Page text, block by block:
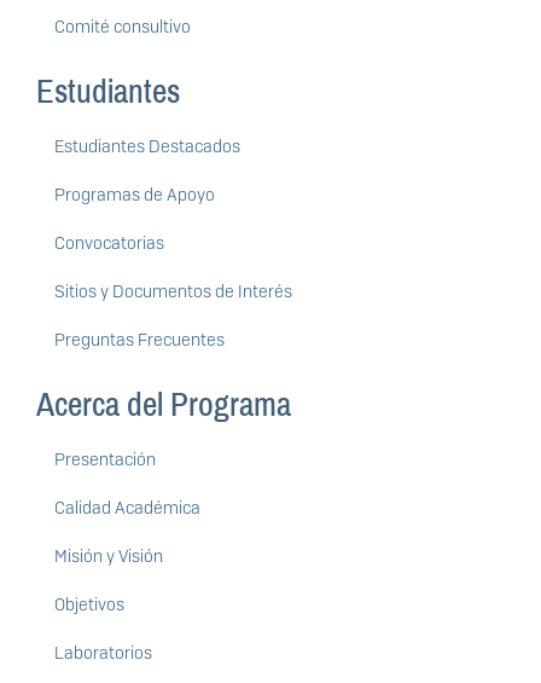
Comité consultivo
Estudiantes
Estudiantes Destacados
Programas de Apoyo
Convocatorias
Sitios y Documentos de Interés
Preguntas Frecuentes
Acerca del Programa
Presentación
Calidad Académica
Misión y Visión
Objetivos
Laboratorios